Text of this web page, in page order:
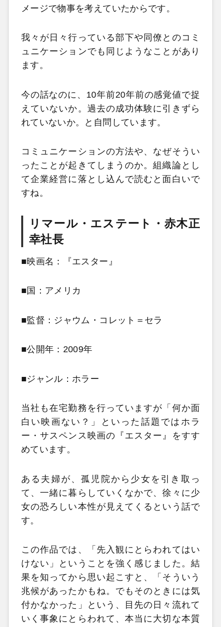
メージで物事を考えていたからです。
我々が日々行っている部下や同僚とのコミ
ュニケーションでも同じようなことがあり
ます。
今の話なのに、10年前20年前の感覚値で捉
えていないか。過去の成功体験に引きずら
れていないか。と自問しています。
コミュニケーションの方法や、なぜそうい
ったことが起きてしまうのか。組織論とし
て企業経営に落とし込んで読むと面白いで
すね。
リマール・エステート・赤木正
幸社長
■映画名：『エスター』
■国：アメリカ
■監督：ジャウム・コレット＝セラ
■公開年：2009年
■ジャンル：ホラー
当社も在宅勤務を行っていますが「何か面
白い映画ない？」といった話題ではホラ
ー・サスペンス映画の『エスター』をすす
めています。
ある夫婦が、孤児院から少女を引き取っ
て、一緒に暮らしていくなかで、徐々に少
女の恐ろしい本性が見えてくるという話で
す。
この作品では、「先入観にとらわれてはい
けない」ということを強く感じました。結
果を知ってから思い起こすと、「そういう
兆候があったかもね。でもそのときには気
付かなかった」という、目先の日々流れて
いく事象にとらわれて、本当に大切な本質